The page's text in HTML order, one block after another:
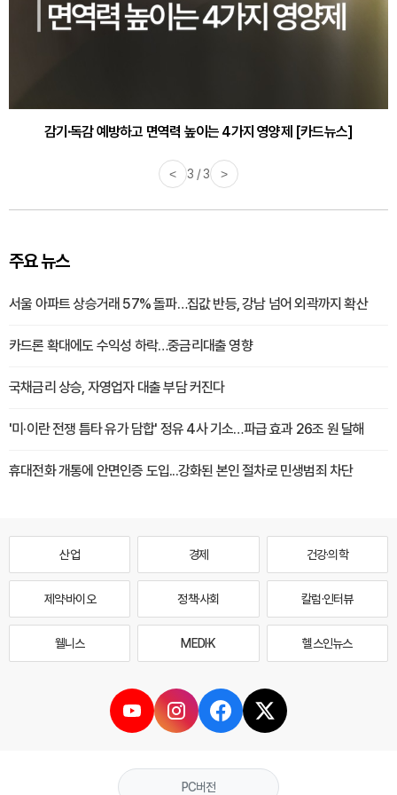
감기·독감 예방하고 면역력 높이는 4가지 영양제 [카드뉴스]
< 3 / 3 >
주요 뉴스
서울 아파트 상승거래 57% 돌파…집값 반등, 강남 넘어 외곽까지 확산
카드론 확대에도 수익성 하락…중금리대출 영향
국채금리 상승, 자영업자 대출 부담 커진다
'미·이란 전쟁 틈타 유가 담합' 정유 4사 기소…파급 효과 26조 원 달해
휴대전화 개통에 안면인증 도입...강화된 본인 절차로 민생범죄 차단
산업 경제 건강·의학
제약·바이오 정책·사회 칼럼·인터뷰
웰니스 MEDI·K 헬스인뉴스
PC버전